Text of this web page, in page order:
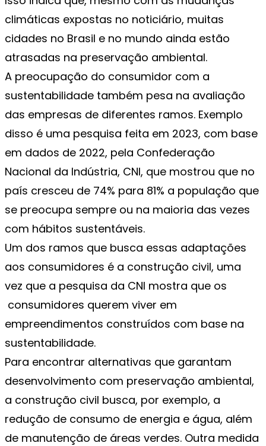
climáticas expostas no noticiário, muitas
cidades no Brasil e no mundo ainda estão
atrasadas na preservação ambiental.
A preocupação do consumidor com a
sustentabilidade também pesa na avaliação
das empresas de diferentes ramos. Exemplo
disso é uma pesquisa feita em 2023, com base
em dados de 2022, pela Confederação
Nacional da Indústria, CNI, que mostrou que no
país cresceu de 74% para 81% a população que
se preocupa sempre ou na maioria das vezes
com hábitos sustentáveis.
Um dos ramos que busca essas adaptações
aos consumidores é a construção civil, uma
vez que a pesquisa da CNI mostra que os
consumidores querem viver em
empreendimentos construídos com base na
sustentabilidade.
Para encontrar alternativas que garantam
desenvolvimento com preservação ambiental,
a construção civil busca, por exemplo, a
redução de consumo de energia e água, além
de manutenção de áreas verdes. Outra medida